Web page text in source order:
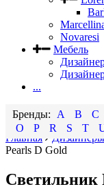
Novaresi
Мебель
...
A B C
O
P R S T
Главная
Дизайнеры
Pearls D Gold
Светильник